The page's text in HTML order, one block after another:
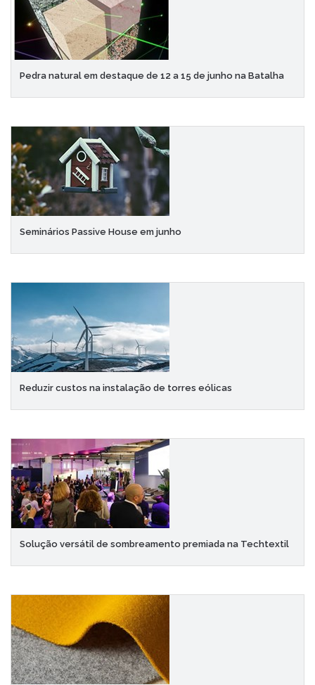
Pedra natural em destaque de 12 a 15 de junho na Batalha
Seminários Passive House em junho
Reduzir custos na instalação de torres eólicas
Solução versátil de sombreamento premiada na Techtextil